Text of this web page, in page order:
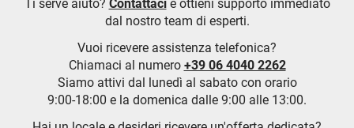
Ti serve aiuto? Contattacie ottieni supporto immediato
dal nostro team di esperti.
Vuoi ricevere assistenza telefonica?
Chiamaci al numero +39 06 4040 2262
Siamo attivi dal lunedì al sabato con orario
9:00-18:00 e la domenica dalle 9:00 alle 13:00.